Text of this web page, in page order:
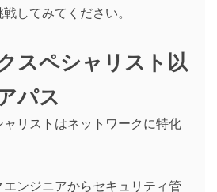
してみてください。
スペシャリスト以
パス
リストはネットワークに特化
ンジニアからセキュリティ管